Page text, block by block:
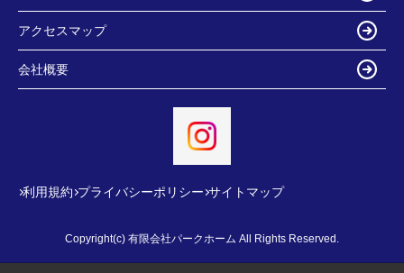
アクセスマップ
会社概要
利用規約 プライバシーポリシー サイトマップ
Copyright(c) 有限会社パークホーム All Rights Reserved.